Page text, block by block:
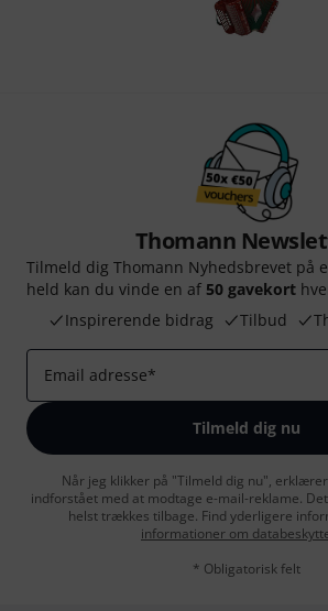
Thomann
Tilmeld dig Thomann Nyhedsbrevet på
held kan du vinde en af 50 gavekort
Inspirerende bidrag
Tilbud
Email adresse*
Tilmeld dig nu
Når jeg klikker på "Tilmeld dig nu",
indforstået med at modtage e-mail-reklame.
helst trækkes tilbage. Find yderligere
informationer om
* Obligatorisk felt